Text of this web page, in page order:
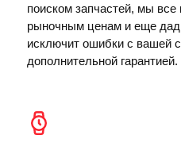
поиском запчастей, мы
рыночным ценам и еще
исключит ошибки с вашей
дополнительной гарантией.